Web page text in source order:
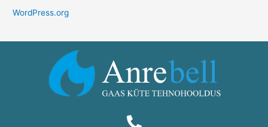
WordPress.org